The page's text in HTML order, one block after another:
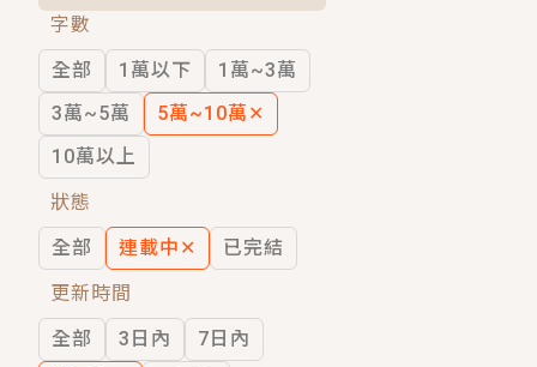
穿越｜《穿越遠古後成了野人娘子》你
字數
全部
1萬以下
1萬~3萬
3萬~5萬
5萬~10萬 ✕
10萬以上
狀態
全部
連載中 ✕
已完結
更新時間
全部
3日內
7日內